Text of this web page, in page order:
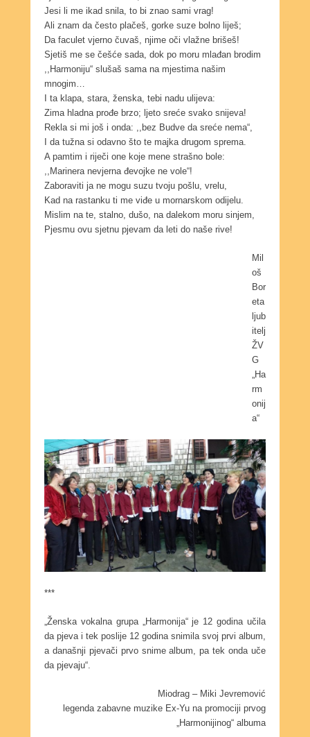
Jesi li me ikad snila, to bi znao sami vrag!
Ali znam da često plačeš, gorke suze bolno liješ;
Da faculet vjerno čuvaš, njime oči vlažne brišeš!
Sjetiš me se češće sada, dok po moru mlađan brodim
,,Harmoniju“ slušaš sama na mjestima našim
mnogim…
I ta klapa, stara, ženska, tebi nadu ulijeva:
Zima hladna prođe brzo; ljeto sreće svako snijeva!
Rekla si mi još i onda: ,,bez Budve da sreće nema“,
I da tužna si odavno što te majka drugom sprema.
A pamtim i riječi one koje mene strašno bole:
,,Marinera nevjerna đevojke ne vole“!
Zaboraviti ja ne mogu suzu tvoju pošlu, vrelu,
Kad na rastanku ti me viđe u mornarskom odijelu.
Mislim na te, stalno, dušo, na dalekom moru sinjem,
Pjesmu ovu sjetnu pjevam da leti do naše rive!
Mil
oš
Bor
eta
ljub
itelj
ŽV
G
„Ha
rm
onij
a“
***
„Ženska vokalna grupa „Harmonija“ je 12 godina učila
da pjeva i tek poslije 12 godina snimila svoj prvi album,
a današnji pjevači prvo snime album, pa tek onda uče
da pjevaju“.
Miodrag – Miki Jevremović
legenda zabavne muzike Ex-Yu na promociji prvog
„Harmonijinog“ albuma